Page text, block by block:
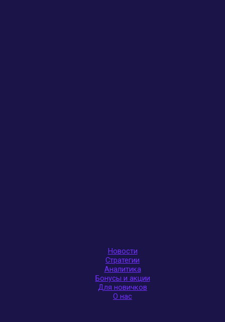
Новости
Стратегии
Аналитика
Бонусы и акции
Для новичков
О нас